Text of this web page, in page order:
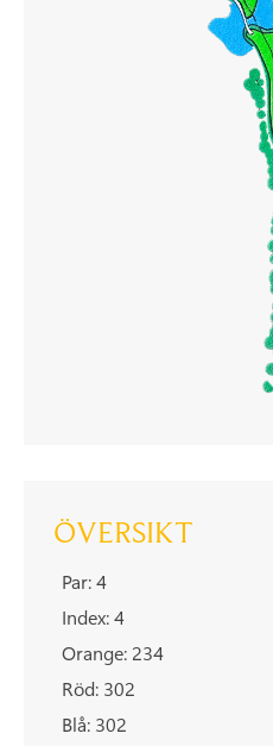
ÖVERSIKT
Par: 4
Index: 4
Orange: 234
Röd: 302
Blå: 302